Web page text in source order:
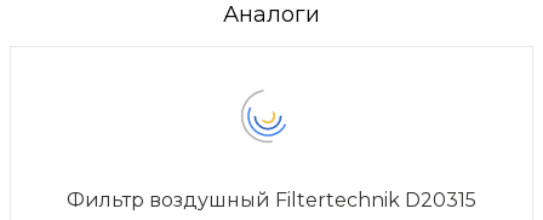
Аналоги
Фильтр воздушный Filtertechnik D20315